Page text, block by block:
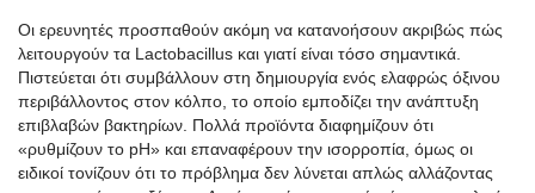
Οι ερευνητές προσπαθούν ακόμη να κατανοήσουν ακριβώς πώς
λειτουργούν τα Lactobacillus και γιατί είναι τόσο σημαντικά.
Πιστεύεται ότι συμβάλλουν στη δημιουργία ενός ελαφρώς όξινου
περιβάλλοντος στον κόλπο, το οποίο εμποδίζει την ανάπτυξη
επιβλαβών βακτηρίων. Πολλά προϊόντα διαφημίζουν ότι
«ρυθμίζουν το pH» και επαναφέρουν την ισορροπία, όμως οι
ειδικοί τονίζουν ότι το πρόβλημα δεν λύνεται απλώς αλλάζοντας